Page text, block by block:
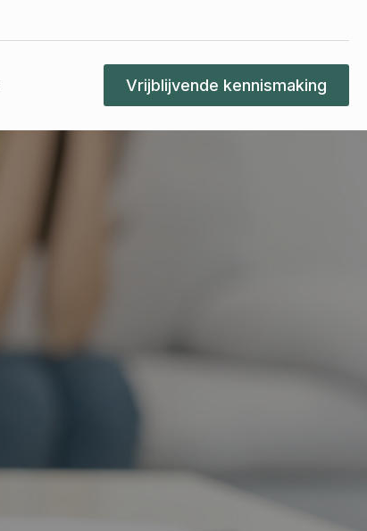
Vrijblijvende kennismaking